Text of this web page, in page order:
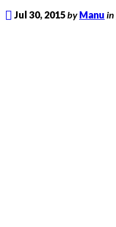
Jul 30, 2015by Manu in